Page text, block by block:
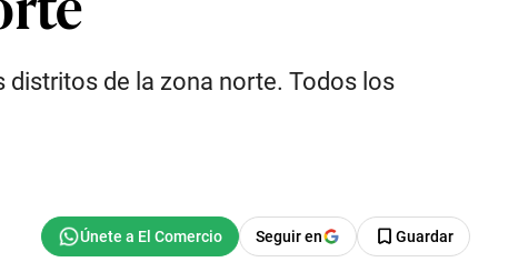
de la zona norte. Todos los
Seguir en Guardar